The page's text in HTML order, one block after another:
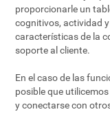
proporcionarle un
cognitivos, actividad
características de la
soporte al cliente.
En el caso de las
posible que
y conectarse con